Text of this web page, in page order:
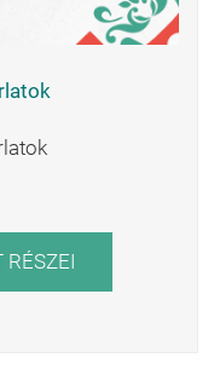
RÉSZEI